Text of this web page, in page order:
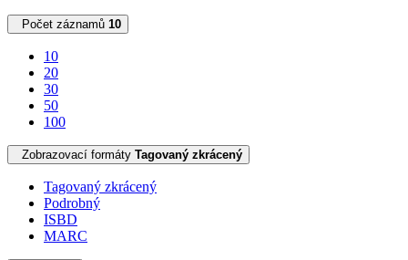
Počet záznamů 10
10
20
30
50
100
Zobrazovací formáty Tagovaný zkrácený
Tagovaný zkrácený
Podrobný
ISBD
MARC